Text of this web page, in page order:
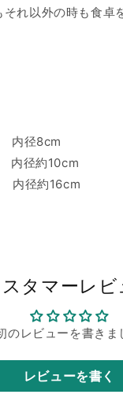
れ以外の時も食卓
内径8cm
内径約10cm
内径約16cm
タマーレビ
のレビューを書きま
レビューを書く